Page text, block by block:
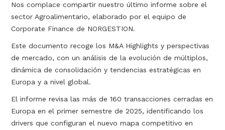
Nos complace compartir nuestro último informe sobre el
sector Agroalimentario, elaborado por el equipo de
Corporate Finance de NORGESTION.
Este documento recoge los M&A Highlights y perspectivas
de mercado, con un análisis de la evolución de múltiplos,
dinámica de consolidación y tendencias estratégicas en
Europa y a nivel global.
El informe revisa las más de 160 transacciones cerradas en
Europa en el primer semestre de 2025, identificando los
drivers que configuran el nuevo mapa competitivo en